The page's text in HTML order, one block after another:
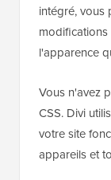
intégré, vous
l'apparence
Vous n'avez
CSS. Divi
votre site
appareils et